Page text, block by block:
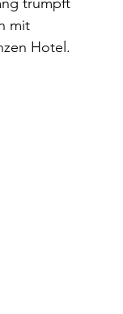
mit
Hotel.